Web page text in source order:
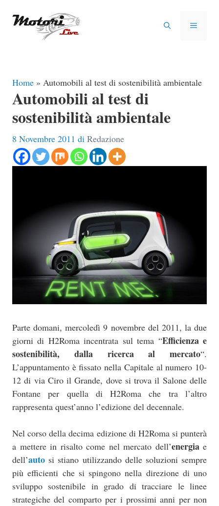
MENU
Home » Automobili al test di sostenibilità ambientale
Automobili al test di
sostenibilità ambientale
8 Novembre 2011 di Redazione
Parte domani, mercoledì 9 novembre del 2011, la due
giorni di H2Roma incentrata sul tema “Efficienza e
sostenibilità, dalla ricerca al mercato“.
L’appuntamento è fissato nella Capitale al numero 10-
12 di via Ciro il Grande, dove si trova il Salone delle
Fontane per quella di H2Roma che tra l’altro
rappresenta quest’anno l’edizione del decennale.
Nel corso della decima edizione di H2Roma si punterà
a mettere in risalto come nel mercato dell’energiae
dell’auto si stiano utilizzando delle soluzioni sempre
più efficienti che si spingono nella direzione di uno
sviluppo sostenibile in grado di tracciare le linee
strategiche del comparto per i prossimi anni per non